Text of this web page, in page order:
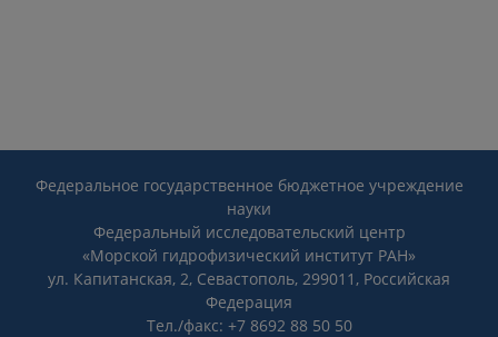
Федеральное государственное бюджетное учреждение
науки
Федеральный исследовательский центр
«Морской гидрофизический институт РАН»
ул. Капитанская, 2, Севастополь, 299011, Российская
Федерация
Тел./факс: +7 8692 88 50 50